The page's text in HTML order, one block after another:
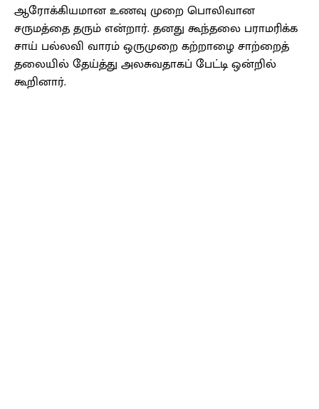
ஆரோக்கியமான உணவு முறை பொலிவான
சருமத்தை தரும் என்றார். தனது கூந்தலை பராமரிக்க
சாய் பல்லவி வாரம் ஒருமுறை கற்றாழை சாற்றைத்
தலையில் தேய்த்து அலசுவதாகப் பேட்டி ஒன்றில்
கூறினார்.